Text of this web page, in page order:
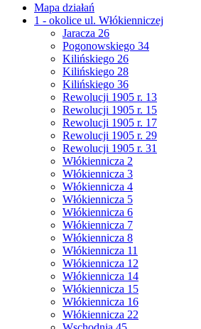
Mapa działań
1 - okolice ul. Włókienniczej
Jaracza 26
Pogonowskiego 34
Kilińskiego 26
Kilińskiego 28
Kilińskiego 36
Rewolucji 1905 r. 13
Rewolucji 1905 r. 15
Rewolucji 1905 r. 17
Rewolucji 1905 r. 29
Rewolucji 1905 r. 31
Włókiennicza 2
Włókiennicza 3
Włókiennicza 4
Włókiennicza 5
Włókiennicza 6
Włókiennicza 7
Włókiennicza 8
Włókiennicza 11
Włókiennicza 12
Włókiennicza 14
Włókiennicza 15
Włókiennicza 16
Włókiennicza 22